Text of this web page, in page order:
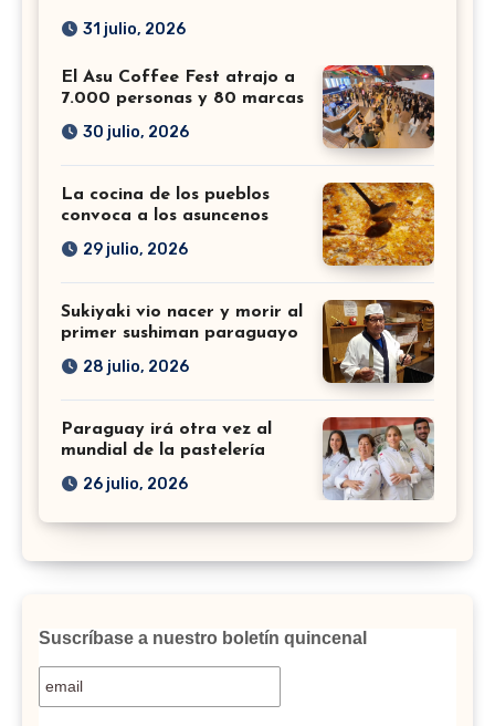
31 julio, 2026
El Asu Coffee Fest atrajo a
7.000 personas y 80 marcas
30 julio, 2026
La cocina de los pueblos
convoca a los asuncenos
29 julio, 2026
Sukiyaki vio nacer y morir al
primer sushiman paraguayo
28 julio, 2026
Paraguay irá otra vez al
mundial de la pastelería
26 julio, 2026
Suscríbase a nuestro boletín quincenal